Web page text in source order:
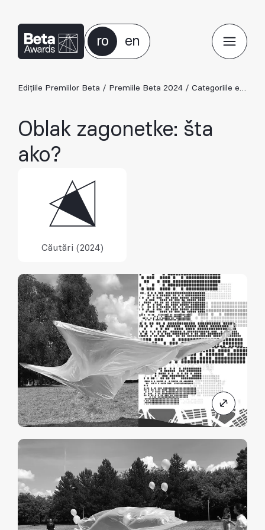
ro en
Edițiile Premiilor Beta / Premiile Beta 2024 / Categoriile ediției 2024
Oblak zagonetke: šta
ako?
Căutări (2024)